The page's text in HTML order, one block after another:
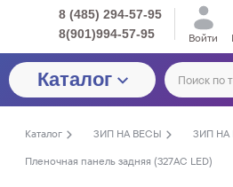
8 (485) 294-57-95
8(901)994-57-95
Войти
Каталог
Каталог ЗИП НА ВЕСЫ
ЗИП НА
Пленочная панель задняя (327АС LЕD)